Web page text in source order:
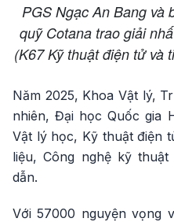
PGS Ngạc An Bang và
quỹ Cotana trao giải
(K67 Kỹ thuật điện tử và
Năm 2025, Khoa Vật lý,
nhiên, Đại học Quốc gia
Vật lý học, Kỹ thuật điện
liệu, Công nghệ kỹ
dẫn.
Với 57000 nguyện vọng